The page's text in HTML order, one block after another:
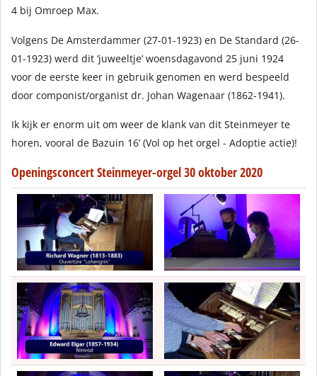
4 bij Omroep Max.
Volgens De Amsterdammer (27-01-1923) en De Standard (26-
01-1923) werd dit ‘juweeltje’ woensdagavond 25 juni 1924
voor de eerste keer in gebruik genomen en werd bespeeld
door componist/organist dr. Johan Wagenaar (1862-1941).
Ik kijk er enorm uit om weer de klank van dit Steinmeyer te
horen, vooral de Bazuin 16’ (Vol op het orgel - Adoptie actie)!
Openingsconcert Steinmeyer-orgel 30 oktober 2020